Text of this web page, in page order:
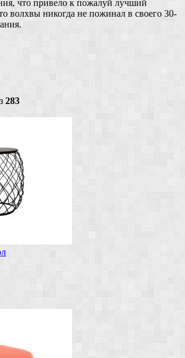
что привело к пожалуй лучший
волхвы никогда не пожинал в своего 30-
283